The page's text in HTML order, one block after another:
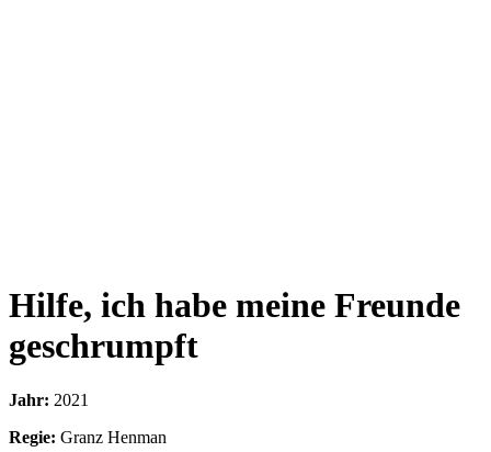
Hilfe, ich habe meine Freunde
geschrumpft
Jahr: 2021
Regie: Granz Henman